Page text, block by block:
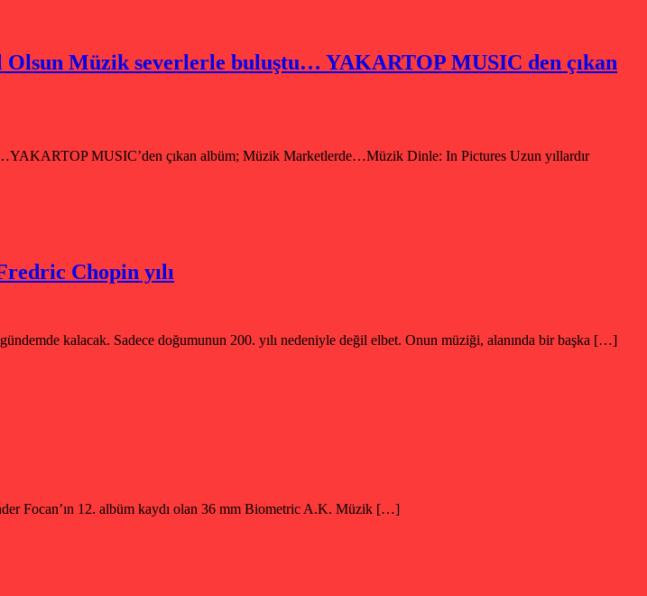
Müzik severlerle buluştu… YAKARTOP MUSIC den çıkan
MUSIC’den çıkan albüm; Müzik Marketlerde…Müzik Dinle: In Pictures Uzun yıllardır
Chopin yılı
kalacak. Sadece doğumunun 200. yılı nedeniyle değil elbet. Onun müziği, alanında bir başka […]
Focan’ın 12. albüm kaydı olan 36 mm Biometric A.K. Müzik […]